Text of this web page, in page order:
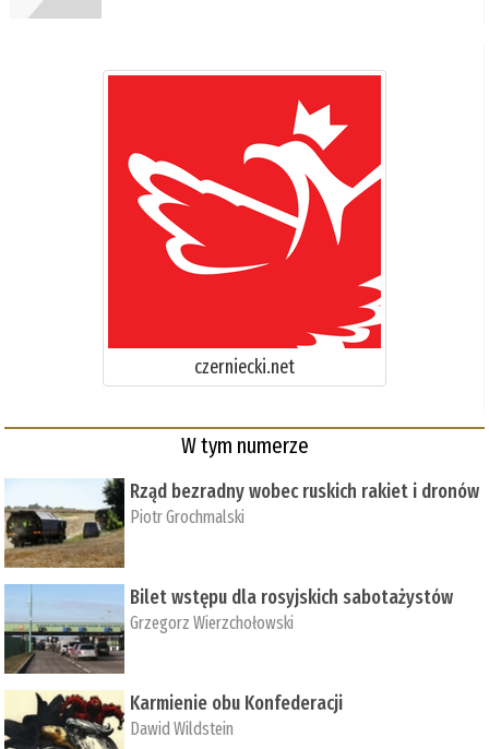
czerniecki.net
W tym numerze
Rząd bezradny wobec ruskich rakiet i dronów
Piotr Grochmalski
Bilet wstępu dla rosyjskich sabotażystów
Grzegorz Wierzchołowski
Karmienie obu Konfederacji
Dawid Wildstein